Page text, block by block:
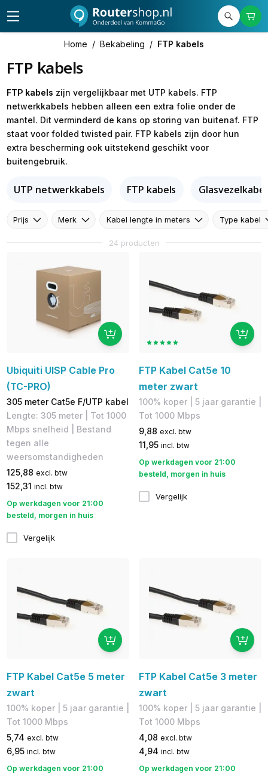
Home / Bekabeling / FTP kabels
FTP kabels
FTP kabels zijn vergelijkbaar met UTP kabels. FTP
netwerkkabels hebben alleen een extra folie onder de
mantel. Dit verminderd de kans op storing van buitenaf. FTP
staat voor folded twisted pair. FTP kabels zijn door hun
extra bescherming ook uitstekend geschikt voor
buitengebruik.
UTP netwerkkabels FTP kabels
Prijs Merk Kabel lengte in meters Type kabel
24 producten
Ubiquiti UISP Cable Pro
(TC-PRO)
305 meter Cat5e F/UTP kabel
Lengte: 305 meter | Tot 1000
Mbps snelheid | Bestand
tegen alle
weersomstandigheden
125,88 excl. btw
152,31 incl. btw
Op werkdagen voor 21:00
besteld, morgen in huis
Vergelijk
FTP Kabel Cat5e 10
meter zwart
100% koper​ | 5 jaar garantie |
​Tot 1000 Mbps
9,88 excl. btw
11,95 incl. btw
Op werkdagen voor 21:00
besteld, morgen in huis
Vergelijk
FTP Kabel Cat5e 5 meter
zwart
100% koper​ | 5 jaar garantie |
​Tot 1000 Mbps
5,74 excl. btw
6,95 incl. btw
Op werkdagen voor 21:00
FTP Kabel Cat5e 3 meter
zwart
100% koper​ | 5 jaar garantie |
Tot 1000 Mbps
4,08 excl. btw
4,94 incl. btw
Op werkdagen voor 21:00